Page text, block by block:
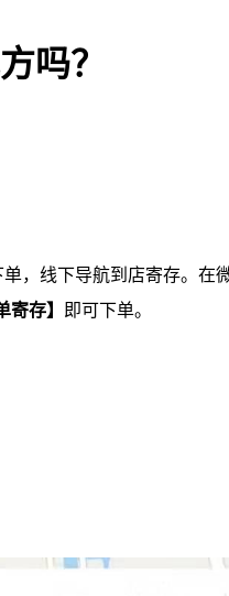
吗？
，线下导航到店寄存。在
寄存】 即可下单。